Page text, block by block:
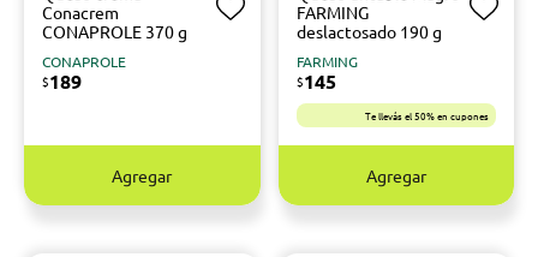
Conacrem
CONAPROLE 370 g
CONAPROLE
$189
Agregar
FARMING
deslactosado 190 g
FARMING
$145
Te llevás el 50% en cupones
Agregar